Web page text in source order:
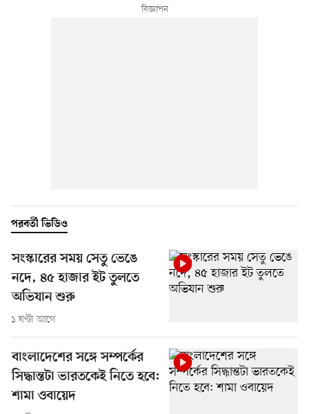
পরবর্তী ভিডিও
সংস্কারের সময় সেতু ভেঙে
নদে, ৪৫ হাজার ইট তুলতে
অভিযান শুরু
১ ঘণ্টা আগে
বাংলাদেশের সঙ্গে সম্পর্কের
সিদ্ধান্তটা ভারতকেই নিতে হবে:
শামা ওবায়েদ